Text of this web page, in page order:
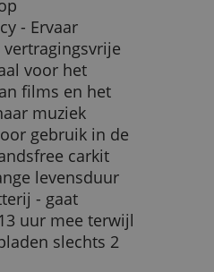
- Ervaar
voor het
films en het
muziek
gebruik in de
carkit
levensduur
- gaat
uur mee terwijl
slechts 2